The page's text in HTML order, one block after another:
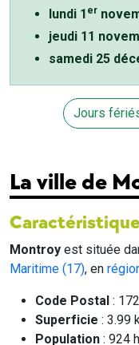
lundi 1 er
jeudi 11
samedi 25
Jours
La ville de
Montroy est située
Maritime (17), en
Code Postal :
Superficie : 3.99
Population : 924